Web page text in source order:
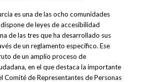
es una de las ocho comunidades
de leyes de accesibilidad
de las tres que ha desarrollado sus
de un reglamento específico. Ese
de un amplio proceso de
en el que destaca la importante
Comité de Representantes de Personas